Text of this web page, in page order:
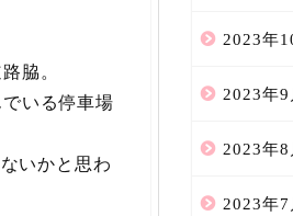
脇。
いる停車場
いかと思わ
2023年
2023年9
2023年8
2023年7